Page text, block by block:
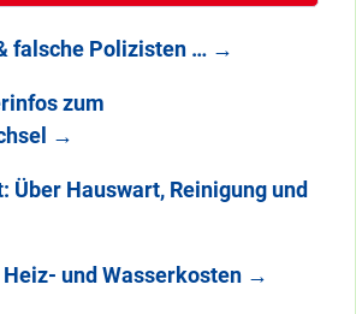
falsche Polizisten … →
zum
→
Über Hauswart, Reinigung und
Heiz- und Wasserkosten →